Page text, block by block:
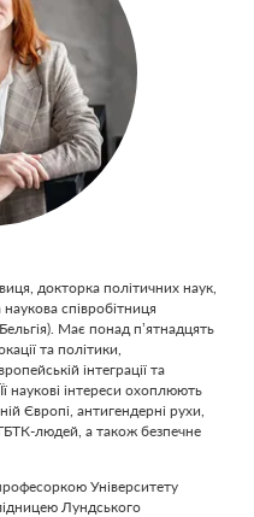
докторка політичних наук,
співробітниця
Має понад п’ятнадцять
та політики,
інтеграції та
наукові інтереси охоплюють
Європі, антигендерні рухи,
людей, а також безпечне
Університету
Лундського